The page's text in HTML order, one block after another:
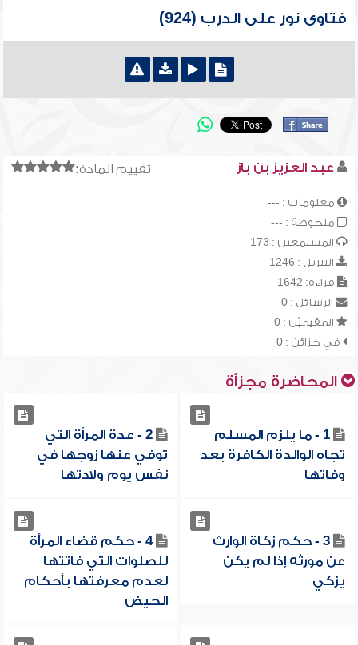
فتاوى نور على الدرب (924)
تقييم المادة: عبد العزيز بن باز
معلومات : ---
ملحوظة : ---
المستمعين : 173
التنزيل : 1246
قراءة: 1642
الرسائل : 0
المقيميّن : 0
في خزائن : 0
المحاضرة مجزأة
1 - ما يلزم المسلم
تجاه الوالدة الكافرة بعد
وفاتها
2 - عدة المرأة التي
توفي عنها زوجها في
نفس يوم ولادتها
3 - حكم زكاة الوارث
عن مورثه إذا لم يكن
يزكي
4 - حكم قضاء المرأة
للصلوات التي فاتتها
لعدم معرفتها بأحكام
الحيض